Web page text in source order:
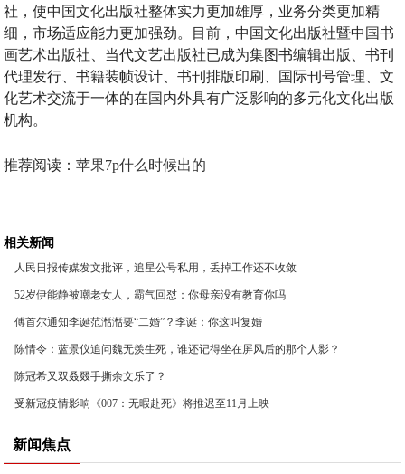
社，使中国文化出版社整体实力更加雄厚，业务分类更加精
细，市场适应能力更加强劲。目前，中国文化出版社暨中国书
画艺术出版社、当代文艺出版社已成为集图书编辑出版、书刊
代理发行、书籍装帧设计、书刊排版印刷、国际刊号管理、文
化艺术交流于一体的在国内外具有广泛影响的多元化文化出版
机构。
推荐阅读：苹果7p什么时候出的
相关新闻
人民日报传媒发文批评，追星公号私用，丢掉工作还不收敛
52岁伊能静被嘲老女人，霸气回怼：你母亲没有教育你吗
傅首尔通知李诞范湉湉要“二婚”？李诞：你这叫复婚
陈情令：蓝景仪追问魏无羡生死，谁还记得坐在屏风后的那个人影？
陈冠希又双叒叕手撕余文乐了？
受新冠疫情影响《007：无暇赴死》将推迟至11月上映
新闻焦点